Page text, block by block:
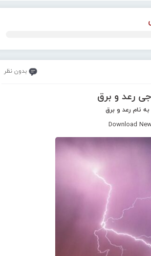
بدون نظر
رعد و برق
به نام رعد و برق
Download